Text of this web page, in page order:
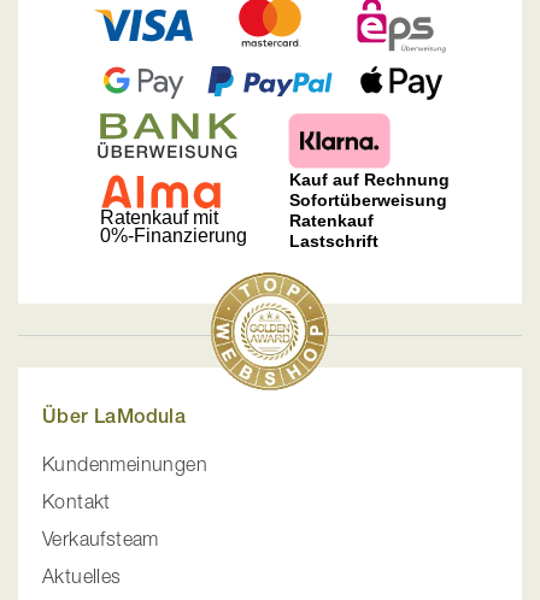
Über LaModula
Kundenmeinungen
Kontakt
Verkaufsteam
Aktuelles